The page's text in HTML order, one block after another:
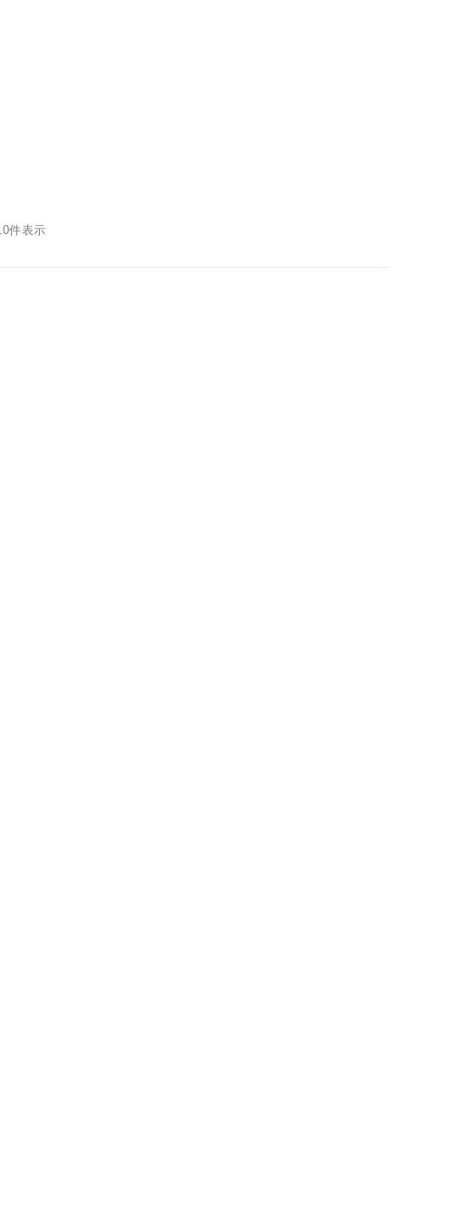
件表示